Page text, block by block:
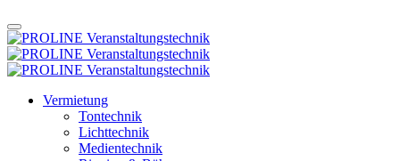
Vermietung
Tontechnik
Lichttechnik
Medientechnik